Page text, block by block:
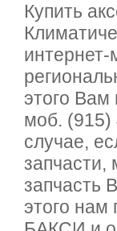
Купить
этого
моб. (915)
случае,
запчасть
этого нам